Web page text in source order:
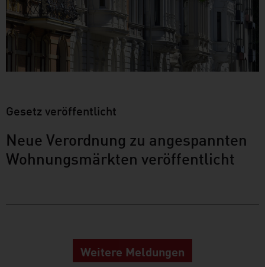
Gesetz veröffentlicht
Neue Verordnung zu angespannten
Wohnungsmärkten veröffentlicht
Weitere Meldungen